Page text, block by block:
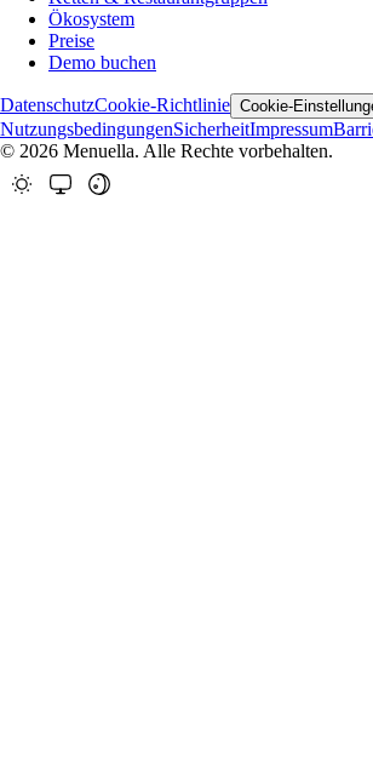
Ökosystem
Preise
Demo buchen
DatenschutzCookie-Richtlinie Cookie-
NutzungsbedingungenSicherheitImpressum
© 2026 Menuella. Alle Rechte vorbehalten.